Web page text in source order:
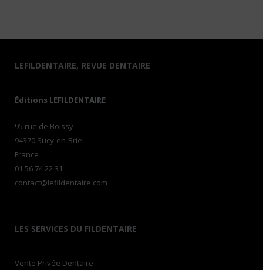
LEFILDENTAIRE, REVUE DENTAIRE
Éditions LEFILDENTAIRE
95 rue de Boissy
94370 Sucy-en-Brie
France
01 56 74 22 31
contact@lefildentaire.com
LES SERVICES DU FILDENTAIRE
Vente Privée Dentaire